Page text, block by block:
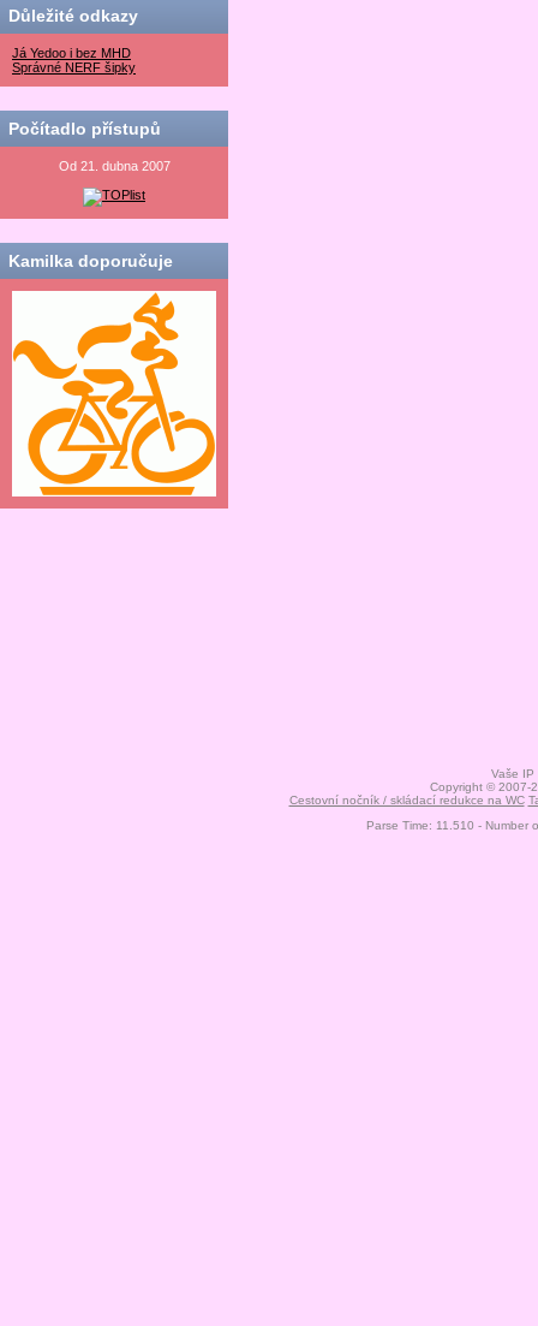
Důležité odkazy
Já Yedoo i bez MHD
Správné NERF šipky
Počítadlo přístupů
Od 21. dubna 2007
Kamilka doporučuje
Vaše
Copyright © 2007-
Cestovní nočník / skládací redukce na WC
Parse Time: 11.510 - Number